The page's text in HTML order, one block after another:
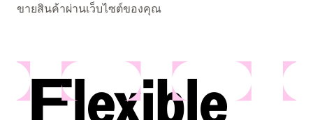
ขายสินค้าผ่านเว็บไซต์ของคุณ